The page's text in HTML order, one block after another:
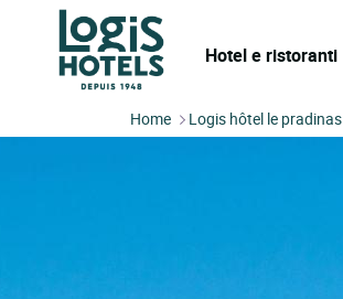
Hotel e ristoranti
Home Logis hôtel le pradinas